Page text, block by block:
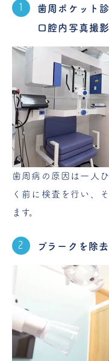
歯周ポケット
口腔内写真撮影
歯周病の原因は一人
く前に検査を行い、
ます。
プラークを除去